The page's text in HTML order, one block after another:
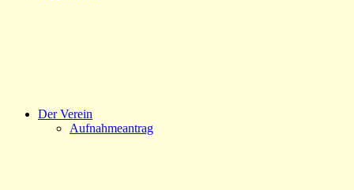
Der Verein
Aufnahmeantrag